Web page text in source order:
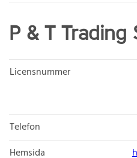
P & T Trading
Licensnummer
Telefon
Hemsida